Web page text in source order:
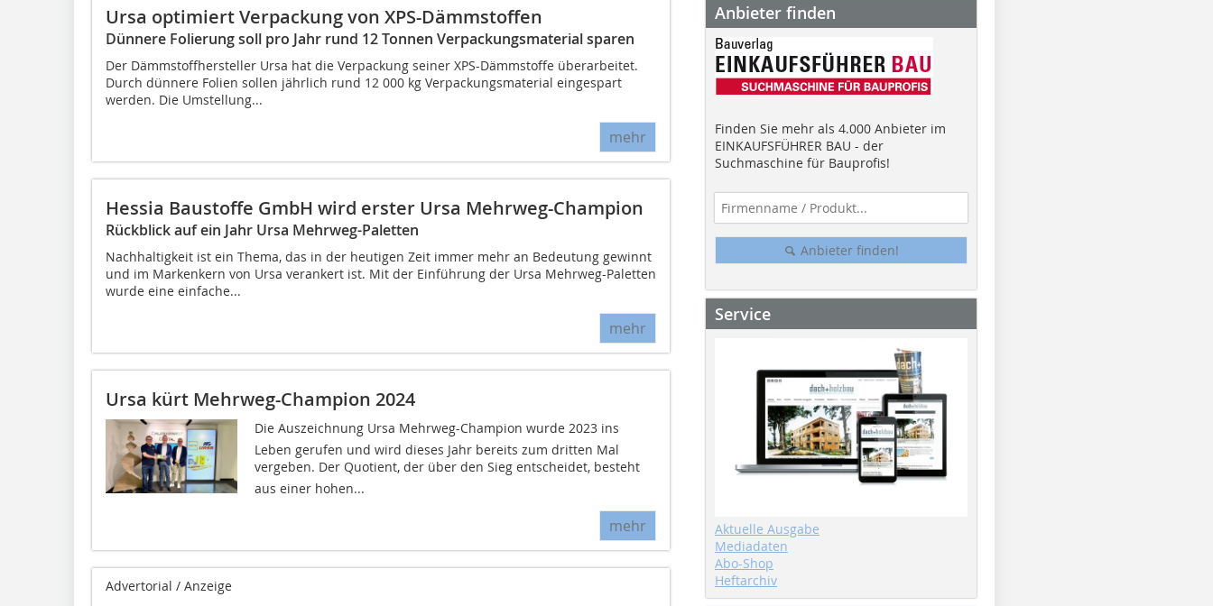
Ursa optimiert Verpackung von XPS-Dämmstoffen
Dünnere Folierung soll pro Jahr rund 12 Tonnen Verpackungsmaterial sparen
Der Dämmstoffhersteller Ursa hat die Verpackung seiner XPS-Dämmstoffe überarbeitet.
Durch dünnere Folien sollen jährlich rund 12 000 kg Verpackungsmaterial eingespart
werden. Die Umstellung...
mehr
Hessia Baustoffe GmbH wird erster Ursa Mehrweg-Champion
Rückblick auf ein Jahr Ursa Mehrweg-Paletten
Nachhaltigkeit ist ein Thema, das in der heutigen Zeit immer mehr an Bedeutung gewinnt
und im Markenkern von Ursa verankert ist. Mit der Einführung der Ursa Mehrweg-Paletten
wurde eine einfache...
mehr
Ursa kürt Mehrweg-Champion 2024
Die Auszeichnung Ursa Mehrweg-Champion wurde 2023 ins
Leben gerufen und wird dieses Jahr bereits zum dritten Mal
vergeben. Der Quotient, der über den Sieg entscheidet, besteht
aus einer hohen...
mehr
Advertorial / Anzeige
Anbieter finden
Finden Sie mehr als 4.000 Anbieter im
EINKAUFSFÜHRER BAU - der
Suchmaschine für Bauprofis!
Anbieter finden!
Service
Aktuelle Ausgabe
Mediadaten
Abo-Shop
Heftarchiv